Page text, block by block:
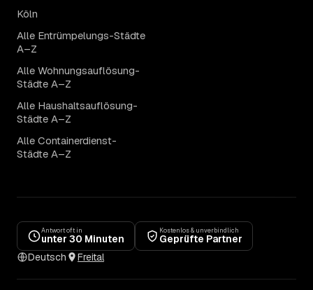
Köln
Alle Entrümpelungs-Städte
A–Z
Alle Wohnungsauflösung-
Städte A–Z
Alle Haushaltsauflösung-
Städte A–Z
Alle Containerdienst-
Städte A–Z
Antwort oft in
unter 30 Minuten
Kostenlos & unverbindlich
Geprüfte Partner
Deutsch
Freital